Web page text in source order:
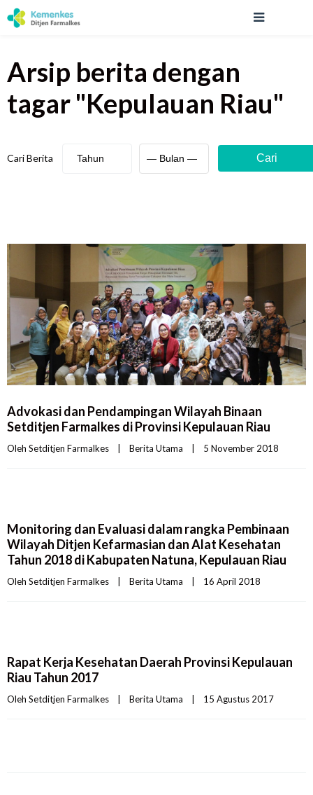
Arsip berita dengan
tagar "Kepulauan Riau"
Cari Berita Cari
Advokasi dan Pendampingan Wilayah Binaan
Setditjen Farmalkes di Provinsi Kepulauan Riau
Oleh Setditjen Farmalkes Berita Utama 5 November 2018
Monitoring dan Evaluasi dalam rangka Pembinaan
Wilayah Ditjen Kefarmasian dan Alat Kesehatan
Tahun 2018 di Kabupaten Natuna, Kepulauan Riau
Oleh Setditjen Farmalkes Berita Utama 16 April 2018
Rapat Kerja Kesehatan Daerah Provinsi Kepulauan
Riau Tahun 2017
Oleh Setditjen Farmalkes Berita Utama 15 Agustus 2017